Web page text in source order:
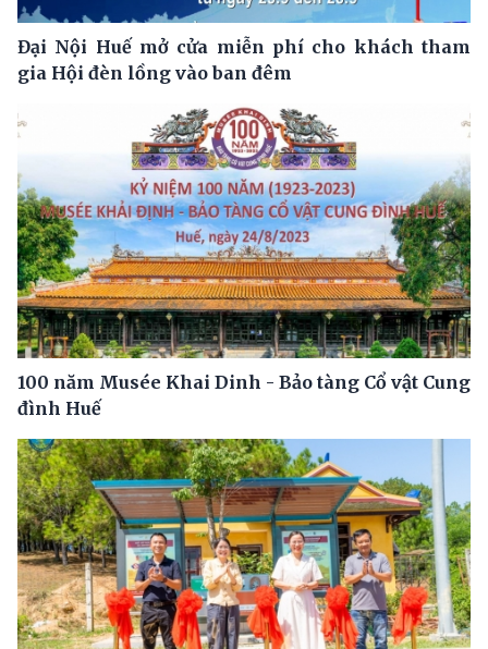
Đại Nội Huế mở cửa miễn phí cho khách tham
gia Hội đèn lồng vào ban đêm
100 năm Musée Khai Dinh - Bảo tàng Cổ vật Cung
đình Huế